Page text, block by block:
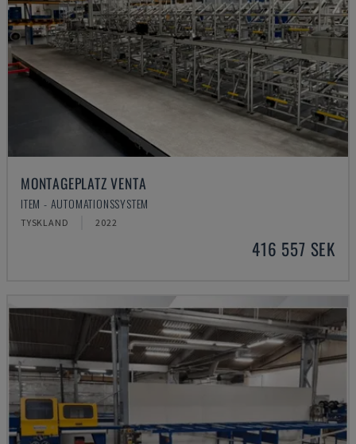
MONTAGEPLATZ VENTA
ITEM - AUTOMATIONSSYSTEM
TYSKLAND 2022
416 557 SEK